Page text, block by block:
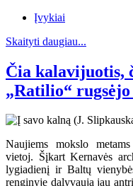
Įvykiai
Skaityti daugiau...
Čia kalavijuotis,
„Ratilio“
Naujiems mokslo
vietoj. Šįkart Kernavės
lygiadienį ir Baltų
renginyje dalyvauja jau